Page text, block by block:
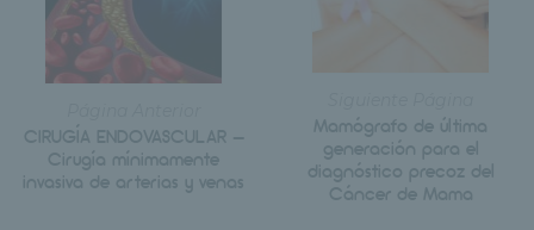
CIRUGÍA ENDOVASCULAR –
Cirugía mínimamente
invasiva de arterias y venas
Mamógrafo de última
generación para el
diagnóstico precoz del
Cáncer de Mama